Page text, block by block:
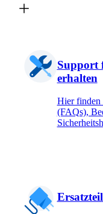
Support
erhalten
Hier finden
(FAQs),